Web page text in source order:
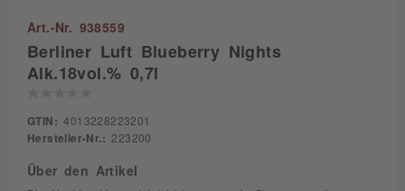
Art.-Nr. 938559
Berliner Luft Blueberry Nights
Alk.18vol.% 0,7l
GTIN: 4013228223201
Hersteller-Nr.: 223200
Über den Artikel